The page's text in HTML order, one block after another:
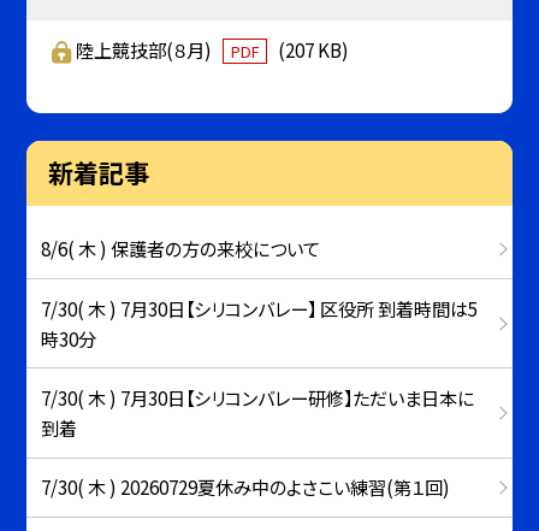
陸上競技部(８月) PDF (207 KB)
新着記事
8/6( 木 ) 保護者の方の来校について
7/30( 木 ) 7月30日【シリコンバレー】 区役所 到着時間は5
時30分
7/30( 木 ) 7月30日【シリコンバレー研修】ただいま日本に
到着
7/30( 木 ) 20260729夏休み中のよさこい練習(第１回)